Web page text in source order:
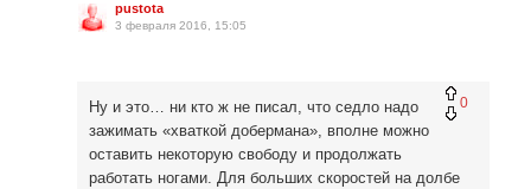
pustota
3 февраля 2016, 15:05
0
Ну и это… ни кто ж не писал, что седло надо
зажимать «хваткой добермана», вполне можно
оставить некоторую свободу и продолжать
работать ногами. Для больших скоростей на долбе